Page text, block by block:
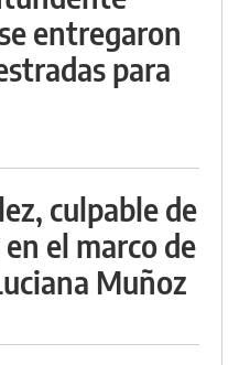
entregaron
para
culpable de
el marco de
Muñoz